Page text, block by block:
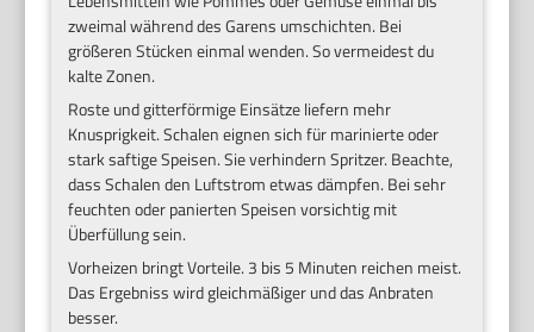
zweimal während des Garens umschichten. Bei
größeren Stücken einmal wenden. So vermeidest du
kalte Zonen.
Roste und gitterförmige Einsätze liefern mehr
Knusprigkeit. Schalen eignen sich für marinierte oder
stark saftige Speisen. Sie verhindern Spritzer. Beachte,
dass Schalen den Luftstrom etwas dämpfen. Bei sehr
feuchten oder panierten Speisen vorsichtig mit
Überfüllung sein.
Vorheizen bringt Vorteile. 3 bis 5 Minuten reichen meist.
Das Ergebniss wird gleichmäßiger und das Anbraten
besser.